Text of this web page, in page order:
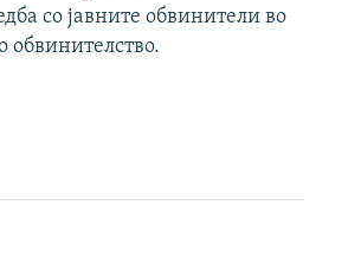
со јавните обвинители во
обвинителство.